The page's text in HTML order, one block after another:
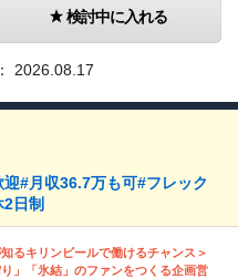
検討中に入れる
2026.08.17
#月収36.7万も可#フレック
日制
るキリンビールで働けるチャンス＞
り」「氷結」のファンをつくる企画営